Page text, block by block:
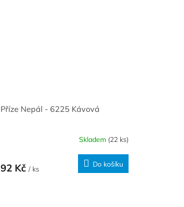
Příze Nepál - 6225 Kávová
Skladem (22 ks)
92 Kč / ks
Do košíku